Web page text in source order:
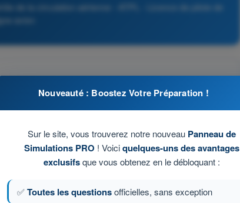
de la circulation aérienne - ATPL - Licence de pilote de
avion
diffère ou risque de différer de plus ou moins 5%
de compte rendu réglementaire suivant est entaché
notifié aux services de la circulation aérienne.
Nouveauté : Boostez Votre Préparation !
Sur le site, vous trouverez notre nouveau Panneau de
Simulations PRO ! Voiciquelques-uns des avantages
exclusifsque vous obtenez en le débloquant :
✅Toutes les questionsofficielles, sans exception